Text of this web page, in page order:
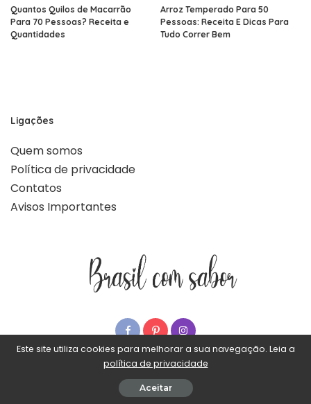
Quantos Quilos de Macarrão
Para 70 Pessoas? Receita e
Quantidades
Arroz Temperado Para 50
Pessoas: Receita E Dicas Para
Tudo Correr Bem
Ligações
Quem somos
Política de privacidade
Contatos
Avisos Importantes
© Brasil com sabor - Todos os direitos reservados
Este site utiliza cookies para melhorar a sua navegação. Leia a
política de privacidade
Aceitar